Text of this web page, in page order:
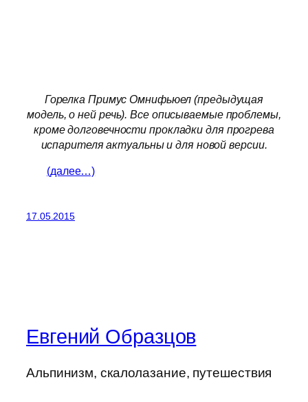
Горелка Примус Омнифьюел (предыдущая
модель, о ней речь). Все описываемые проблемы,
кроме долговечности прокладки для прогрева
испарителя актуальны и для новой версии.
(далее…)
17.05.2015
Евгений Образцов
Альпинизм, скалолазание, путешествия